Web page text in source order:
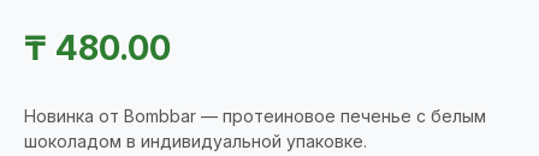
₸ 480.00
Новинка от Bombbar — протеиновое печенье с белым
шоколадом в индивидуальной упаковке.